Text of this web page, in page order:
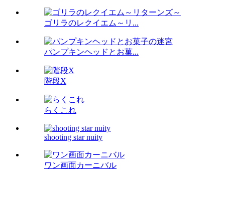
ゴリラのレクイエム～リ...
パンプキンヘッドとお菓...
階段X
らくこれ
shooting star nuity
ワン画面カーニバル